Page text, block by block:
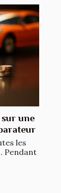
une
les
Pendant